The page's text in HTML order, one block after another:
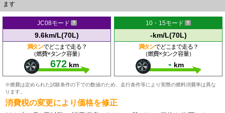
ます
JC08モード
9.6km/L(70L)
満タンでどこまで走る？
（燃費×タンク容量）
672 km
10・15モード
-km/L(70L)
満タンでどこまで走る？
（燃費×タンク容量）
- km
※燃費は定められた試験条件の下での数値のため、走行条件等により実際の燃料消費率は異な
ります。
消費税の変更により価格を修正